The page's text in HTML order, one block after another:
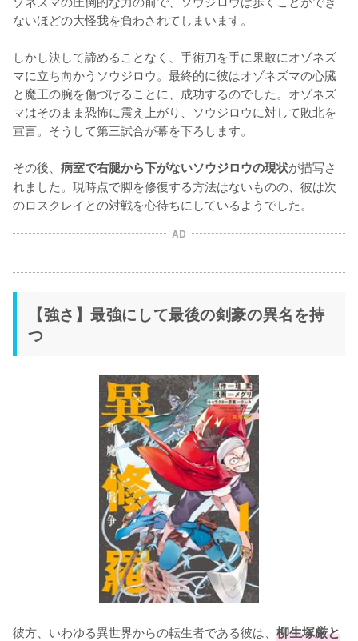
ないほどの大怪我を負わされてしまいます。
しかし決して諦めることなく、手術刀を手に果敢にオゾネズ
マに立ち向かうソウジロウ。最終的に彼はオゾネズマの心臓
と魔王の腕を傷づけることに、成功するのでした。オゾネズ
マはそのまま恐怖に震え上がり、ソウジロウに対して敗北を
宣言。そうして第三試合が幕を下ろします。
その後、 病室で右腿から下がないソウジロウの現状が描写さ
れました。現時点で脚を修復する方法はないものの、彼は次
のロスクレイとの対戦を心待ちにしているようでした。
AD
【強さ】最強にして最後の剣豪の異名を持
つ
彼方、いわゆる異世界からの転生者である彼は、 柳生塚厳と